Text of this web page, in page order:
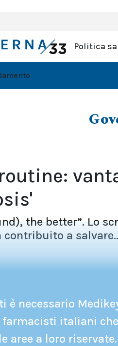
Politica
the better”. Lo
a
è necessario
italiani che
aree a loro riservate.